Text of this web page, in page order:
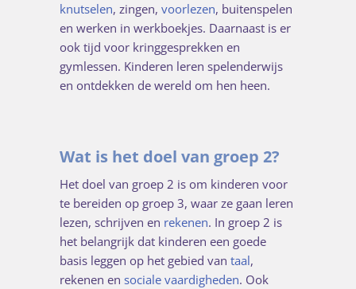
knutselen, zingen, voorlezen, buitenspelen
en werken in werkboekjes. Daarnaast is er
ook tijd voor kringgesprekken en
gymlessen. Kinderen leren spelenderwijs
en ontdekken de wereld om hen heen.
Wat is het doel van groep 2?
Het doel van groep 2 is om kinderen voor
te bereiden op groep 3, waar ze gaan leren
lezen, schrijven en rekenen. In groep 2 is
het belangrijk dat kinderen een goede
basis leggen op het gebied van taal,
rekenen en sociale vaardigheden. Ook